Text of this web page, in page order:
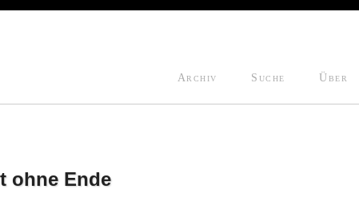
Archiv Suche Über
ohne Ende